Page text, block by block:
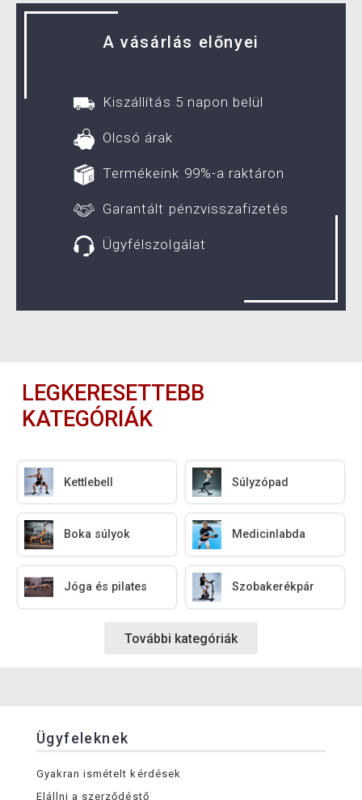
A vásárlás előnyei
Kiszállítás 5 napon belül
Olcsó árak
Termékeink 99%-a raktáron
Garantált pénzvisszafizetés
Ügyfélszolgálat
LEGKERESETTEBB
KATEGÓRIÁK
Kettlebell Súlyzópad
Boka súlyok Medicinlabda
Jóga és pilates Szobakerékpár
További kategóriák
Ügyfeleknek
Gyakran ismételt kérdések
Elállni a szerződéstő